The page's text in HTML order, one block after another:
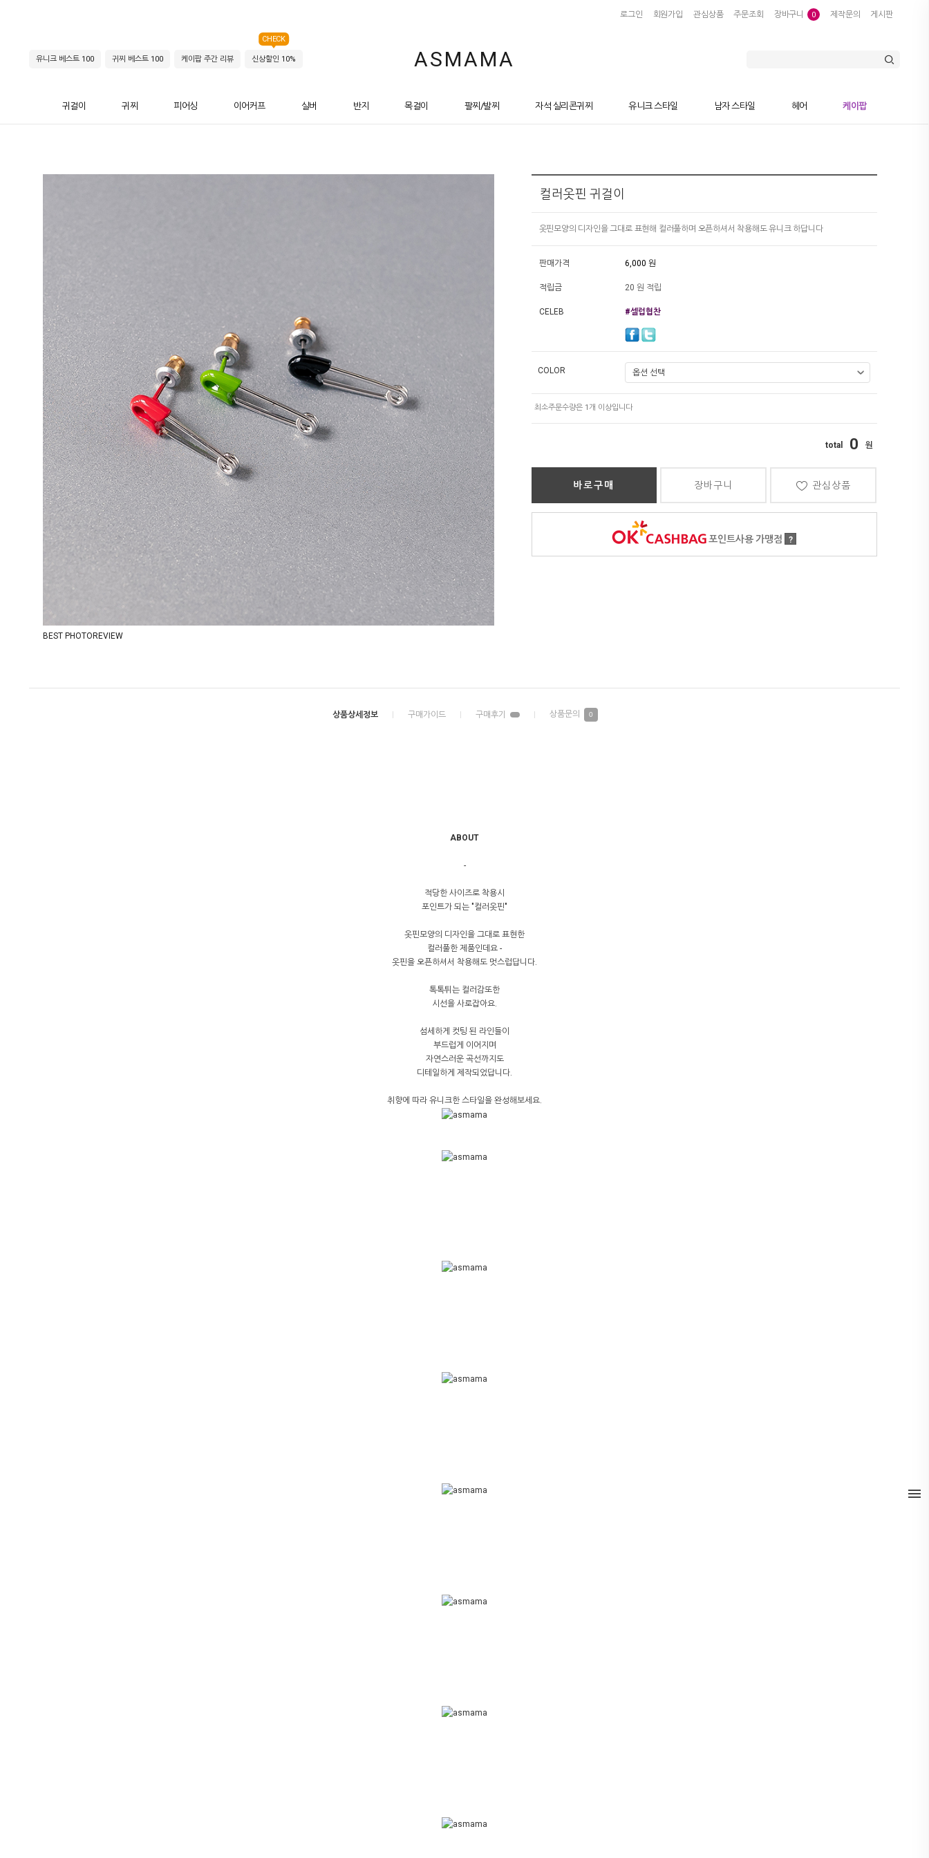
로그인 회원가입 관심상품 주문조회 장바구니 0 제작문의 게시판
ASMAMA
유니크 베스트 100 귀찌 베스트 100 케이팝 주간 리뷰 신상할인 10%
CHECK
귀걸이 귀찌 피어싱 이어커프 실버 반지 목걸이 팔찌/발찌 자석 실리콘귀찌 유니크 스타일 남자 스타일 헤어 케이팝
BEST PHOTOREVIEW
컬러옷핀 귀걸이
옷핀모양의 디자인을 그대로 표현해 컬러풀하며 오픈하셔서 착용해도 유니크 하답니다
판매가격 6,000 원
적립금 20 원 적립
CELEB #셀럽협찬
COLOR
0
바로구매 장바구니 관심상품
포인트사용 가맹점 ?
0
ABOUT
-
적당한 사이즈로 착용시
포인트가 되는 "컬러옷핀"
옷핀모양의 디자인을 그대로 표현한
컬러풀한 제품인데요 -
옷핀을 오픈하셔서 착용해도 멋스럽답니다.
톡톡튀는 컬러감또한
시선을 사로잡아요.
섬세하게 컷팅 된 라인들이
부드럽게 이어지며
자연스러운 곡선까지도
디테일하게 제작되었답니다.
취향에 따라 유니크한 스타일을 완성해보세요.